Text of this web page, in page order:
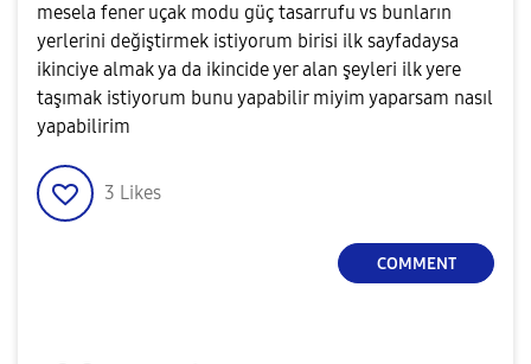
mesela fener uçak modu güç tasarrufu vs bunların
yerlerini değiştirmek istiyorum birisi ilk sayfadaysa
ikinciye almak ya da ikincide yer alan şeyleri ilk yere
taşımak istiyorum bunu yapabilir miyim yaparsam nasıl
yapabilirim
3 Likes
COMMENT